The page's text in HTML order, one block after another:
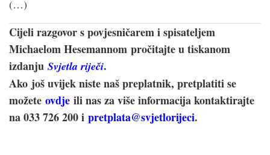
(…)
Cijeli razgovor s povjesničarem i spisateljem
Michaelom Hesemannom pročitajte u tiskanom
izdanju Svjetla riječi.
Ako još uvijek niste naš preplatnik, pretplatiti se
možete ovdje ili nas za više informacija kontaktirajte
na 033 726 200 i pretplata@svjetlorijeci.